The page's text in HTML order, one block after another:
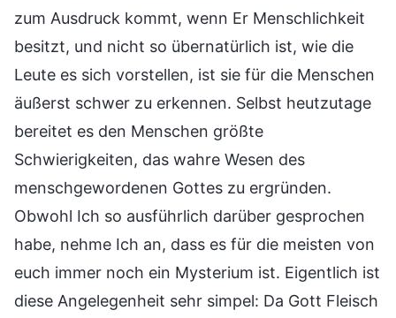
zum Ausdruck kommt, wenn Er Menschlichkeit
besitzt, und nicht so übernatürlich ist, wie die
Leute es sich vorstellen, ist sie für die Menschen
äußerst schwer zu erkennen. Selbst heutzutage
bereitet es den Menschen größte
Schwierigkeiten, das wahre Wesen des
menschgewordenen Gottes zu ergründen.
Obwohl Ich so ausführlich darüber gesprochen
habe, nehme Ich an, dass es für die meisten von
euch immer noch ein Mysterium ist. Eigentlich ist
diese Angelegenheit sehr simpel: Da Gott Fleisch